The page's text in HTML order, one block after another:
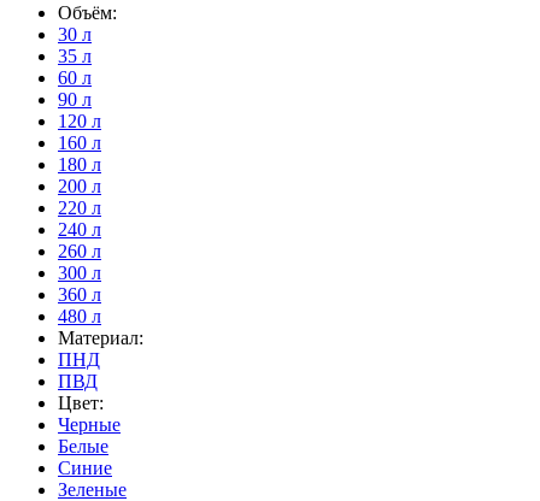
Объём:
30 л
35 л
60 л
90 л
120 л
160 л
180 л
200 л
220 л
240 л
260 л
300 л
360 л
480 л
Материал:
ПНД
ПВД
Цвет:
Черные
Белые
Синие
Зеленые